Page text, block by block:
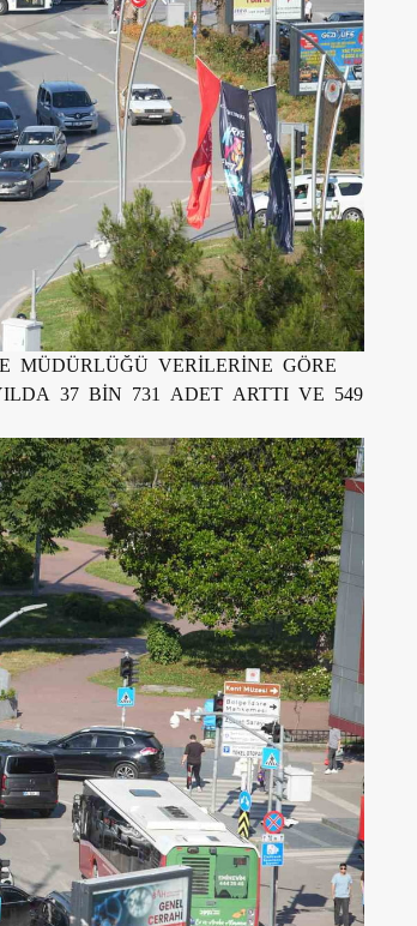
MÜDÜRLÜĞÜ VERİLERİNE GÖRE
37 BİN 731 ADET ARTTI VE 549